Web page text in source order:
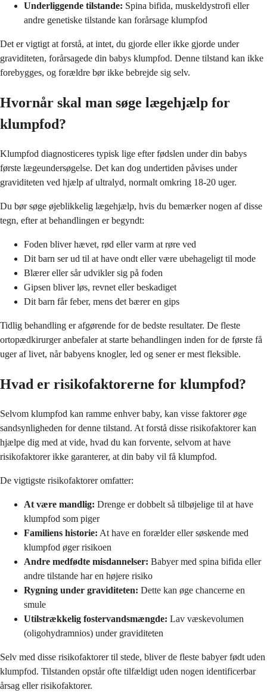
Underliggende tilstande: Spina bifida, muskeldystrofi eller
andre genetiske tilstande kan forårsage klumpfod
Det er vigtigt at forstå, at intet, du gjorde eller ikke gjorde under
graviditeten, forårsagede din babys klumpfod. Denne tilstand kan ikke
forebygges, og forældre bør ikke bebrejde sig selv.
Hvornår skal man søge lægehjælp for
klumpfod?
Klumpfod diagnosticeres typisk lige efter fødslen under din babys
første lægeundersøgelse. Det kan dog undertiden påvises under
graviditeten ved hjælp af ultralyd, normalt omkring 18-20 uger.
Du bør søge øjeblikkelig lægehjælp, hvis du bemærker nogen af disse
tegn, efter at behandlingen er begyndt:
Foden bliver hævet, rød eller varm at røre ved
Dit barn ser ud til at have ondt eller være ubehageligt til mode
Blærer eller sår udvikler sig på foden
Gipsen bliver løs, revnet eller beskadiget
Dit barn får feber, mens det bærer en gips
Tidlig behandling er afgørende for de bedste resultater. De fleste
ortopædkirurger anbefaler at starte behandlingen inden for de første få
uger af livet, når babyens knogler, led og sener er mest fleksible.
Hvad er risikofaktorerne for klumpfod?
Selvom klumpfod kan ramme enhver baby, kan visse faktorer øge
sandsynligheden for denne tilstand. At forstå disse risikofaktorer kan
hjælpe dig med at vide, hvad du kan forvente, selvom at have
risikofaktorer ikke garanterer, at din baby vil få klumpfod.
De vigtigste risikofaktorer omfatter:
At være mandlig: Drenge er dobbelt så tilbøjelige til at have
klumpfod som piger
Familiens historie: At have en forælder eller søskende med
klumpfod øger risikoen
Andre medfødte misdannelser: Babyer med spina bifida eller
andre tilstande har en højere risiko
Rygning under graviditeten: Dette kan øge chancerne en
smule
Utilstrækkelig fostervandsmængde: Lav væskevolumen
(oligohydramnios) under graviditeten
Selv med disse risikofaktorer til stede, bliver de fleste babyer født uden
klumpfod. Tilstanden opstår ofte tilfældigt uden nogen identificerbar
årsag eller risikofaktorer.